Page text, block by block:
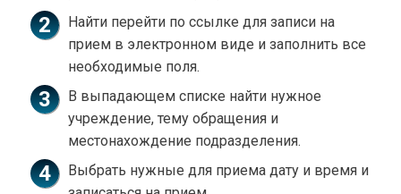
Найти перейти по ссылке для записи на
прием в электронном виде и заполнить все
необходимые поля.
В выпадающем списке найти нужное
учреждение, тему обращения и
местонахождение подразделения.
Выбрать нужные для приема дату и время и